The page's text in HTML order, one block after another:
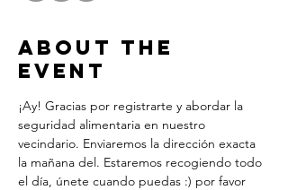
About the
Event
¡Ay! Gracias por registrarte y abordar la
seguridad alimentaria en nuestro
vecindario. Enviaremos la dirección exacta
la mañana del. Estaremos recogiendo todo
el día, únete cuando puedas :) por favor